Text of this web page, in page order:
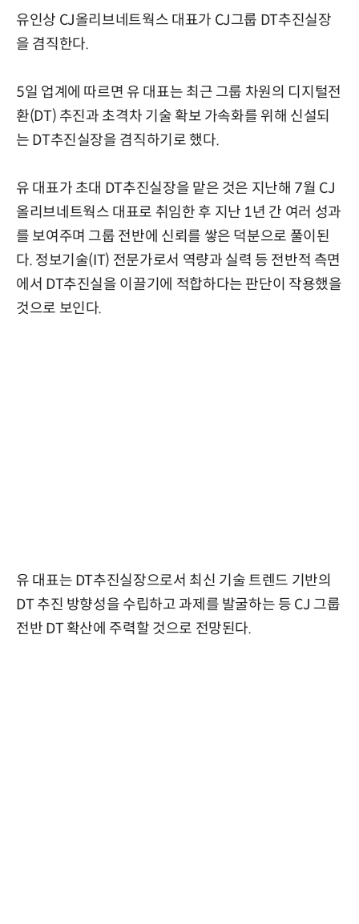
유인상 CJ올리브네트웍스 대표가 CJ그룹 DT추진실장
을 겸직한다.
5일 업계에 따르면 유 대표는 최근 그룹 차원의 디지털전
환(DT) 추진과 초격차 기술 확보 가속화를 위해 신설되
는 DT추진실장을 겸직하기로 했다.
유 대표가 초대 DT추진실장을 맡은 것은 지난해 7월 CJ
올리브네트웍스 대표로 취임한 후 지난 1년 간 여러 성과
를 보여주며 그룹 전반에 신뢰를 쌓은 덕분으로 풀이된
다. 정보기술(IT) 전문가로서 역량과 실력 등 전반적 측면
에서 DT추진실을 이끌기에 적합하다는 판단이 작용했을
것으로 보인다.
유 대표는 DT추진실장으로서 최신 기술 트렌드 기반의
DT 추진 방향성을 수립하고 과제를 발굴하는 등 CJ 그룹
전반 DT 확산에 주력할 것으로 전망된다.